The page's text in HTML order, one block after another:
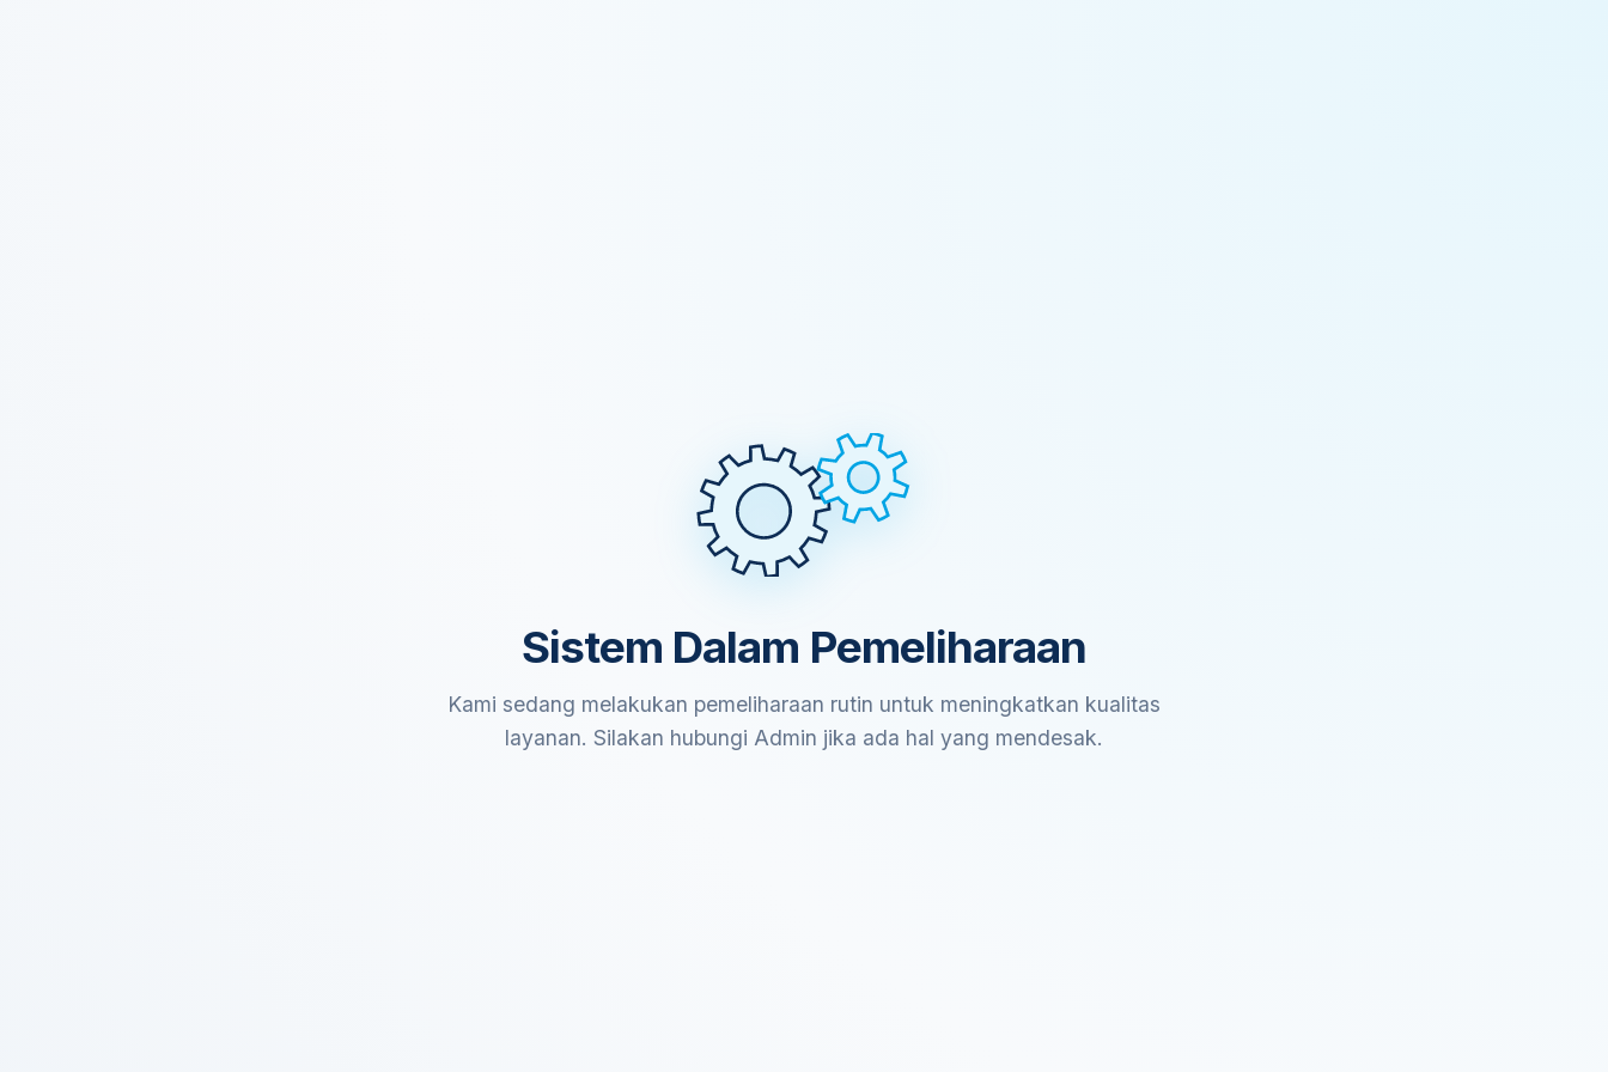
Sistem Dalam Pemeliharaan
Kami sedang melakukan pemeliharaan rutin untuk meningkatkan kualitas
layanan. Silakan hubungi Admin jika ada hal yang mendesak.